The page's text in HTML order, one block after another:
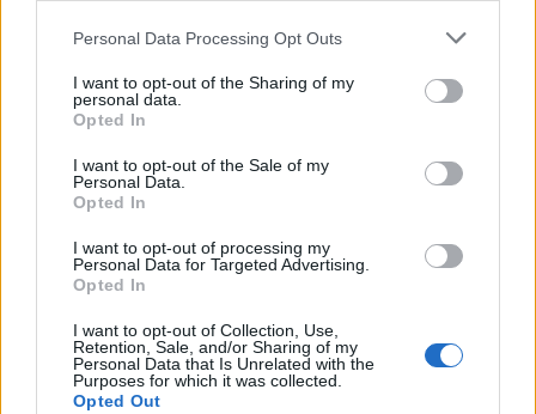
Personal Data Processing Opt Outs
I want to opt-out of the Sharing of my
personal data.
Opted In
I want to opt-out of the Sale of my
Personal Data.
Opted In
I want to opt-out of processing my
Personal Data for Targeted Advertising.
Opted In
I want to opt-out of Collection, Use,
Retention, Sale, and/or Sharing of my
Personal Data that Is Unrelated with the
Purposes for which it was collected.
Opted Out
a sud della città, che si distingue per essere
la parte più moderna e turistica del luogo.
Completa di uno notevole porto turistico
ben attrezzato, Yasmin è rinomata per la
meravigliosa vista sul mare che offre a tutti
i suoi turisti, ricca di vie per passeggiare
interamente costeggiate da palme che
rendono unico nel suo genere il paesaggio,
perfetto per una camminata serale e per
comprare nei vari negozi qualche souvenir